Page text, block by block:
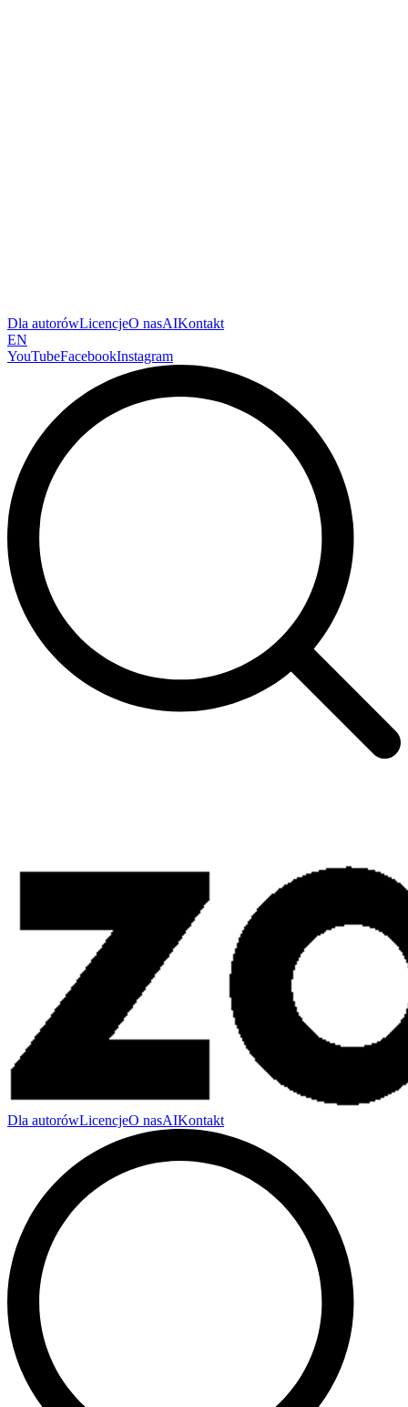
Dla autorówLicencjeO nasAIKontakt
EN
YouTubeFacebookInstagram
Dla autorówLicencjeO nasAIKontakt